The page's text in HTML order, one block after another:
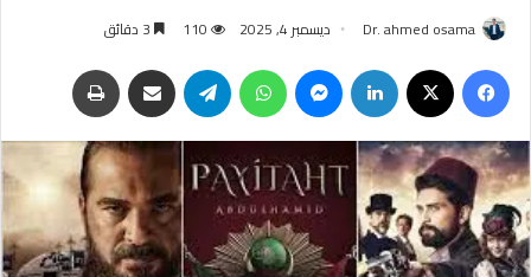
Dr. ahmed osama ديسمبر 4, 2025 110